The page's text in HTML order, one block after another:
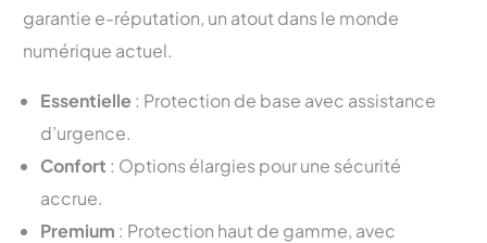
garantie e-réputation, un atout dans le monde
numérique actuel.
Essentielle : Protection de base avec assistance
d’urgence.
Confort : Options élargies pour une sécurité
accrue.
Premium : Protection haut de gamme, avec